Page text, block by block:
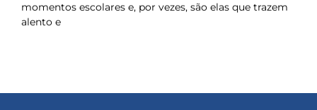
momentos escolares e, por vezes, são elas que trazem
alento e